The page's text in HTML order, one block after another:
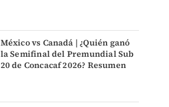
México vs Canadá | ¿Quién ganó
la Semifinal del Premundial Sub
20 de Concacaf 2026? Resumen